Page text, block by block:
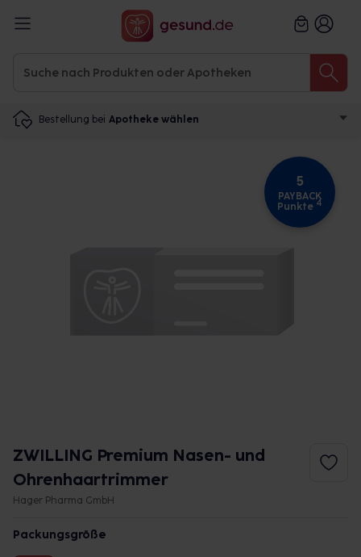
Bestellung bei Apotheke wählen
5
PAYBACK
Punkte 4
ZWILLING Premium Nasen- und
Ohrenhaartrimmer
Hager Pharma GmbH
Packungsgröße